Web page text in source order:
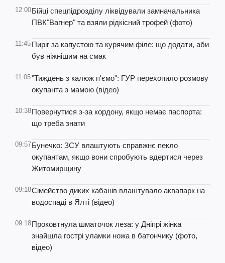
12:00Бійці спецпідрозділу ліквідували замначальника
ПВК"Вагнер" та взяли рідкісний трофей (фото)
11:45 Пиріг за капустою та курячим філе: що додати, аби
був ніжнішим на смак
11:05"Тиждень з калюж п'ємо": ГУР перехопило розмову
окупанта з мамою (відео)
10:38Повернутися з-за кордону, якщо немає паспорта:
що треба знати
09:57Бунечко: ЗСУ влаштують справжнє пекло
окупантам, якщо вони спробують вдертися через
Житомирщину
09:18Сімейство диких кабанів влаштувало аквапарк на
водоспаді в Ялті (відео)
09:18Проковтнула шматочок леза: у Дніпрі жінка
знайшла гострі уламки ножа в батончику (фото,
відео)